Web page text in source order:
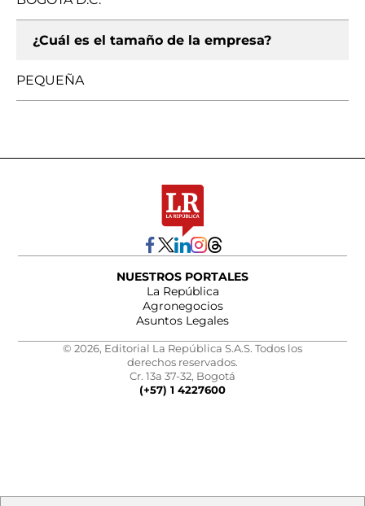
¿Cuál es el tamaño de la empresa?
PEQUEÑA
NUESTROS PORTALES
La República
Agronegocios
Asuntos Legales
© 2026, Editorial La República S.A.S. Todos los
derechos reservados.
Cr. 13a 37-32, Bogotá
(+57) 1 4227600